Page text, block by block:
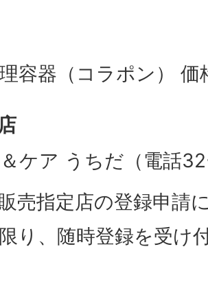
容器（コラポン） 価
ケア うちだ（電話
販売指定店の登録申請
り、随時登録を受け